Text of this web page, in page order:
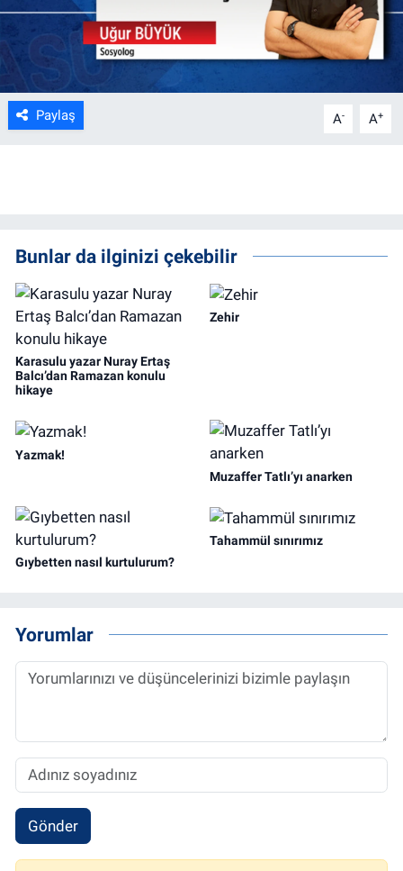
Paylaş A- A+
Bunlar da ilginizi çekebilir
Karasulu yazar Nuray Ertaş
Balcı’dan Ramazan konulu
hikaye
Zehir
Yazmak!
Muzaffer Tatlı’yı anarken
Gıybetten nasıl kurtulurum?
Tahammül sınırımız
Yorumlar
Gönder